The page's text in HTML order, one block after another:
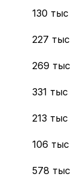
130 тыс
227 тыс
269 тыс
331 тыс
213 тыс
106 тыс
578 тыс